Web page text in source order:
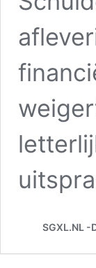
SGXL.NL